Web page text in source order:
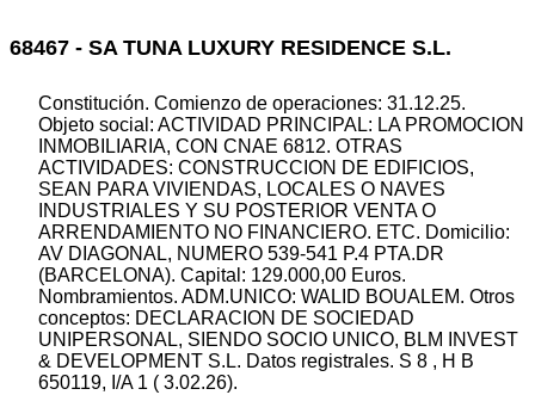
68467 - SA TUNA LUXURY RESIDENCE S.L.
Constitución. Comienzo de operaciones: 31.12.25.
Objeto social: ACTIVIDAD PRINCIPAL: LA PROMOCION
INMOBILIARIA, CON CNAE 6812. OTRAS
ACTIVIDADES: CONSTRUCCION DE EDIFICIOS,
SEAN PARA VIVIENDAS, LOCALES O NAVES
INDUSTRIALES Y SU POSTERIOR VENTA O
ARRENDAMIENTO NO FINANCIERO. ETC. Domicilio:
AV DIAGONAL, NUMERO 539-541 P.4 PTA.DR
(BARCELONA). Capital: 129.000,00 Euros.
Nombramientos. ADM.UNICO: WALID BOUALEM. Otros
conceptos: DECLARACION DE SOCIEDAD
UNIPERSONAL, SIENDO SOCIO UNICO, BLM INVEST
& DEVELOPMENT S.L. Datos registrales. S 8 , H B
650119, I/A 1 ( 3.02.26).